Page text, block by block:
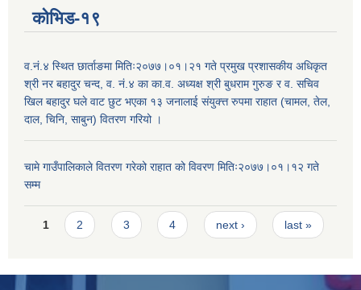
कोभिड-१९
व.नं.४ स्थित छार्ताङमा मितिः२०७७।०१।२१ गते प्रमुख प्रशासकीय अधिकृत
श्री नर बहादुर चन्द, व. नं.४ का का.व. अध्यक्ष श्री बुधराम गुरुङ र व. सचिव
खिल बहादुर घले वाट छुट भएका १३ जनालाई संयुक्त्त रुपमा राहात (चामल, तेल,
दाल, चिनि, साबुन) वितरण गरियो ।
चामे गाउँपालिकाले वितरण गरेको राहात को विवरण मितिः२०७७।०१।१२ गते
सम्म
Pages
1 2 3 4 next › last »